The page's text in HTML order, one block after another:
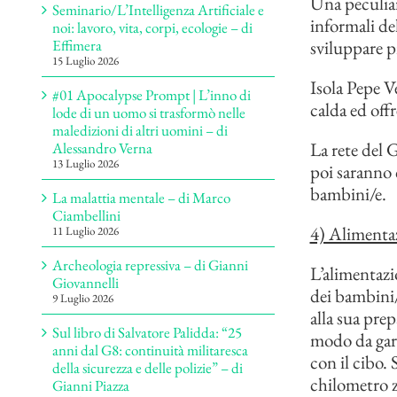
informali
sviluppare
Isola Pepe
calda ed
La rete del
poi
bambini/e.
4)
dei
alla sua
modo da
con il cibo.
chilometro
Seminario/L’Intelligenza Artificiale e
noi: lavoro, vita, corpi, ecologie – di
Effimera
15 Luglio 2026
#01 Apocalypse Prompt | L’inno di
lode di un uomo si trasformò nelle
maledizioni di altri uomini – di
Alessandro Verna
13 Luglio 2026
La malattia mentale – di Marco
Ciambellini
11 Luglio 2026
Archeologia repressiva – di Gianni
Giovannelli
9 Luglio 2026
Sul libro di Salvatore Palidda: “25
anni dal G8: continuità militaresca
della sicurezza e delle polizie” – di
Gianni Piazza